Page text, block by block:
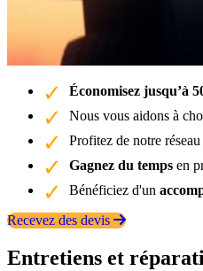
Économisez jusqu’à
Nous vous aidons à
Profitez de notre réseau
Gagnez du temps en
Bénéficiez d'un
Recevez des devis
Entretiens et